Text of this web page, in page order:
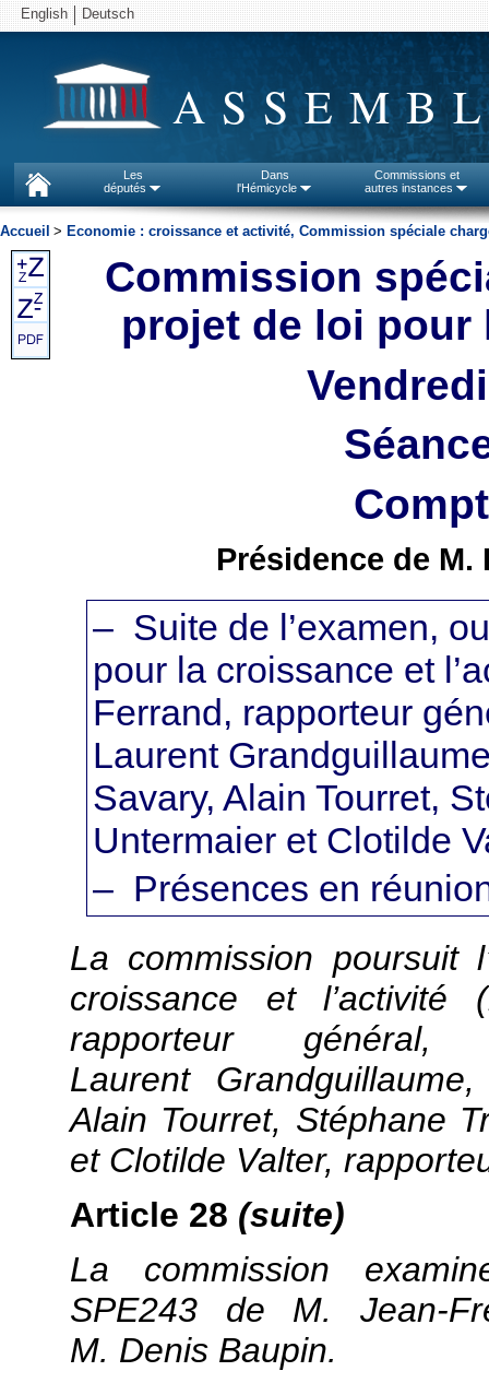
English Deutsch
Les
députés
Dans
l'Hémicycle
Commissions et
autres instances
Accueil > Economie : croissance et activité, Commission spéciale
Commission
projet de loi pour
Présidence de
– Suite de l’examen,
pour la croissance et
Ferrand, rapporteur
Laurent
Savary, Alain Tourret,
Untermaier et Clotilde
– Présences en
La commission poursuit
croissance et l’activité
rapporteur général,
Laurent
Alain Tourret, Stéphane
et Clotilde Valter,
Article 28 (suite)
La commission
SPE243 de M. Jean-
M. Denis Baupin.